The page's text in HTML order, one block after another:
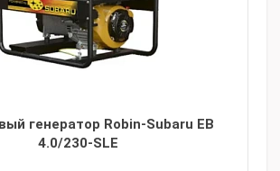
генератор Robin-Subaru EB
4.0/230-SLE